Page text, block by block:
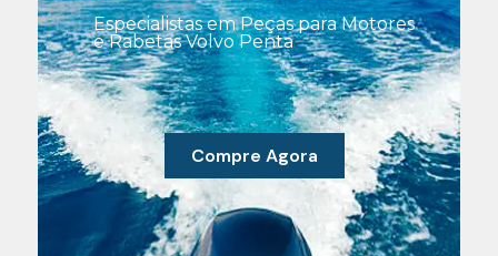
Especialistas em Peças para Motores
e Rabetas Volvo Penta
Compre Agora